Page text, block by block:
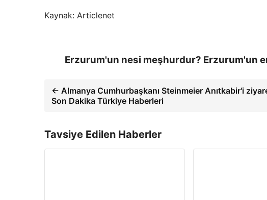
Kaynak: Articlenet
Erzurum'un nesi meşhurdur? Erzurum'un
← Almanya Cumhurbaşkanı Steinmeier Anıtkabir'i
Son Dakika Türkiye Haberleri
Tavsiye Edilen Haberler